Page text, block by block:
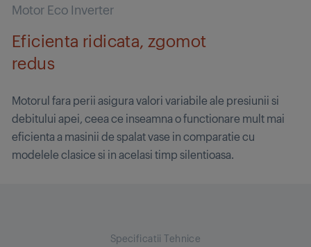
Motor Eco Inverter
Eficienta ridicata, zgomot
redus
Motorul fara perii asigura valori variabile ale presiunii si
debitului apei, ceea ce inseamna o functionare mult mai
eficienta a masinii de spalat vase in comparatie cu
modelele clasice si in acelasi timp silentioasa.
Specificatii Tehnice